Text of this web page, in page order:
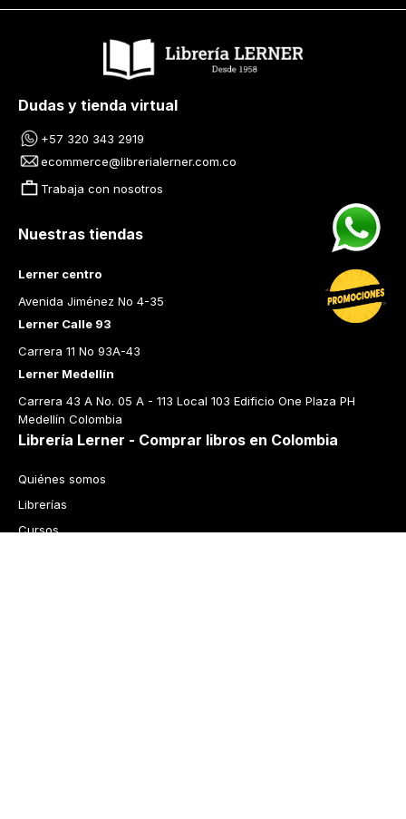
Dudas y tienda virtual
+57 320 343 2919
ecommerce@librerialerner.com.co
Trabaja con nosotros
Nuestras tiendas
Lerner centro
Avenida Jiménez No 4-35
Lerner Calle 93
Carrera 11 No 93A-43
Lerner Medellín
Carrera 43 A No. 05 A - 113 Local 103 Edificio One Plaza PH
Medellín Colombia
Librería Lerner - Comprar libros en Colombia
Quiénes somos
Librerías
Cursos